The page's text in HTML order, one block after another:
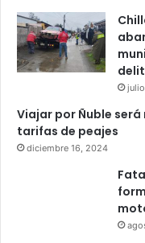
Viajar por Ñuble
tarifas de peajes
diciembre 16, 2024